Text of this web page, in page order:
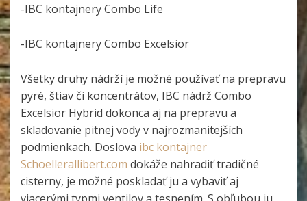
-IBC kontajnery Combo Life
-IBC kontajnery Combo Excelsior
Všetky druhy nádrží je možné používať na prepravu
pyré, štiav či koncentrátov, IBC nádrž Combo
Excelsior Hybrid dokonca aj na prepravu a
skladovanie pitnej vody v najrozmanitejších
podmienkach. Doslova ibc kontajner
Schoellerallibert.com dokáže nahradiť tradičné
cisterny, je možné poskladať ju a vybaviť aj